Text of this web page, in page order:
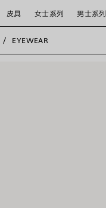
皮具 女士系列 男士系列
EYEWEAR